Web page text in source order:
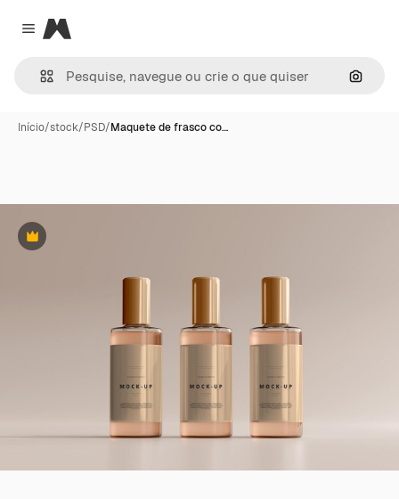
Close menu
Magnific
Início/stock/PSD/Maquete de frasco co…
Premium